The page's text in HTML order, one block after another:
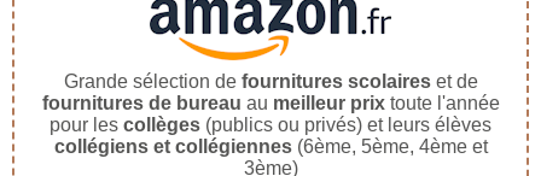
Grande sélection de fournitures scolaireset de
fournitures de bureau au meilleur prixtoute l'année
pour les collèges (publics ou privés) et leurs élèves
collégiens et collégiennes(6ème, 5ème, 4ème et
3ème)